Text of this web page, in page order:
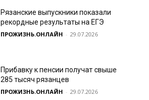
Рязанские выпускники показали
рекордные результаты на ЕГЭ
ПРОЖИЗНЬ.ОНЛАЙН - 29.07.2026
Прибавку к пенсии получат свыше
285 тысяч рязанцев
ПРОЖИЗНЬ.ОНЛАЙН - 29.07.2026